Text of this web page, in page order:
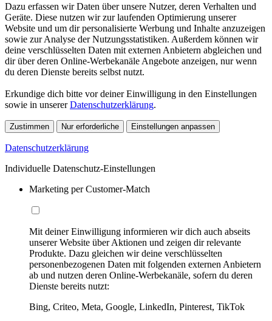
Dazu erfassen wir Daten über unsere Nutzer, deren Verhalten und
Geräte. Diese nutzen wir zur laufenden Optimierung unserer
Website und um dir personalisierte Werbung und Inhalte anzuzeigen
sowie zur Analyse der Nutzungsstatistiken. Außerdem können wir
deine verschlüsselten Daten mit externen Anbietern abgleichen und
dir über deren Online-Werbekanäle Angebote anzeigen, nur wenn
du deren Dienste bereits selbst nutzt.
Erkundige dich bitte vor deiner Einwilligung in den Einstellungen
sowie in unsererDatenschutzerklärung.
Zustimmen Nur erforderliche Einstellungen anpassen
Datenschutzerklärung
Individuelle Datenschutz-Einstellungen
Marketing per Customer-Match
Mit deiner Einwilligung informieren wir dich auch abseits
unserer Website über Aktionen und zeigen dir relevante
Produkte. Dazu gleichen wir deine verschlüsselten
personenbezogenen Daten mit folgenden externen Anbietern
ab und nutzen deren Online-Werbekanäle, sofern du deren
Dienste bereits nutzt:
Bing, Criteo, Meta, Google, LinkedIn, Pinterest, TikTok